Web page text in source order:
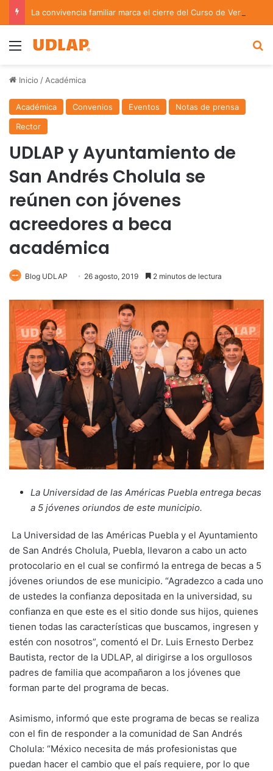
Menu
Inicio / Académica
Académica Convenios Eventos
Notas de prensa
Rector
UDLAP y Ayuntamiento de
San Andrés Cholula se
reúnen con jóvenes
acreedores a beca
académica
Blog UDLAP 26 agosto, 2019 2 minutos de lectura
La Universidad de las Américas Puebla entrega becas
a 5 jóvenes oriundos de este municipio.
La Universidad de las Américas Puebla y el Ayuntamiento
de San Andrés Cholula, Puebla, llevaron a cabo un acto
protocolario en el cual se confirmó la entrega de becas a 5
jóvenes oriundos de ese municipio. “Agradezco a cada uno
de ustedes la confianza depositada en la universidad, su
confianza en que este es el sitio donde sus hijos, quienes
tienen todas las características que buscamos, ingresen y
estén con nosotros”, comentó el Dr. Luis Ernesto Derbez
Bautista, rector de la UDLAP, al dirigirse a los orgullosos
padres de familia que acompañaron a los jóvenes que
forman parte del programa de becas.
Asimismo, informó que este programa de becas se realiza
con el fin de responder a la comunidad de San Andrés
Cholula: “México necesita de más profesionistas que
puedan hacer el cambio que el país requiere, por lo que